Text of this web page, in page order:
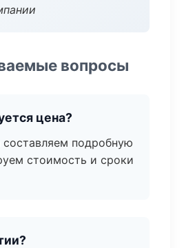
вопросы
цена?
подробную
стоимость и сроки